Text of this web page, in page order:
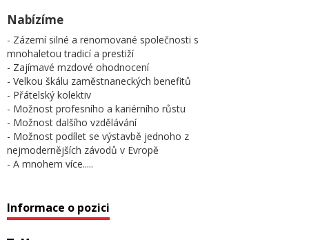
Nabízíme
- Zázemí silné a renomované společnosti s
mnohaletou tradicí a prestiží
- Zajímavé mzdové ohodnocení
- Velkou škálu zaměstnaneckých benefitů
- Přátelský kolektiv
- Možnost profesního a kariérního růstu
- Možnost dalšího vzdělávání
- Možnost podílet se výstavbě jednoho z
nejmodernějších závodů v Evropě
- A mnohem více.....
Informace o pozici